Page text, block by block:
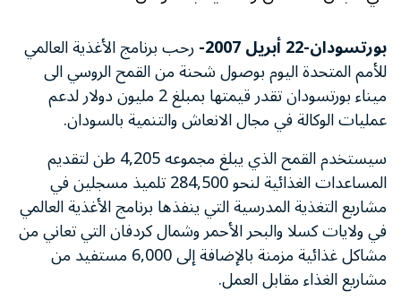
بورتسودان-22 أبريل 2007- رحب برنامج الأغذية العالمي
للأمم المتحدة اليوم بوصول شحنة من القمح الروسي الى
ميناء بورتسودان تقدر قيمتها بمبلغ 2 مليون دولار لدعم
عمليات الوكالة في مجال الانعاش والتنمية بالسودان.
سيستخدم القمح الذي يبلغ مجموعه 4,205 طن لتقديم
المساعدات الغذائية لنحو 284,500 تلميذ مسجلين في
مشاريع التغذية المدرسية التي ينفذها برنامج الأغذية العالمي
في ولايات كسلا والبحر الأحمر وشمال كردفان التي تعاني من
مشاكل غذائية مزمنة بالإضافة إلى 6,000 مستفيد من
مشاريع الغذاء مقابل العمل.